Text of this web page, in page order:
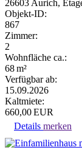
26603 Aurich,
Objekt-ID:
867
Zimmer:
2
Wohnfläche ca.:
68 m²
Verfügbar ab:
15.09.2026
Kaltmiete:
660,00 EUR
Details merken